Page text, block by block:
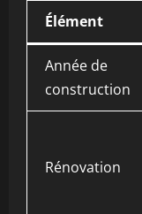
Élément
Année de
construction
Rénovation